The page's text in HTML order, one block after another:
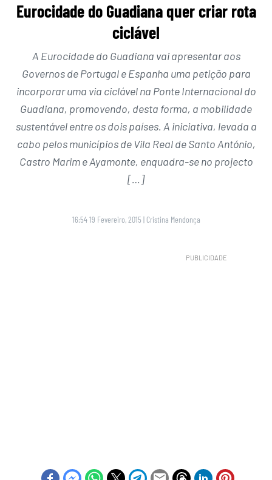
Eurocidade do Guadiana quer criar rota
ciclável
A Eurocidade do Guadiana vai apresentar aos
Governos de Portugal e Espanha uma petição para
incorporar uma via ciclável na Ponte Internacional do
Guadiana, promovendo, desta forma, a mobilidade
sustentável entre os dois países. A iniciativa, levada a
cabo pelos municípios de Vila Real de Santo António,
Castro Marim e Ayamonte, enquadra-se no projecto
[…]
16:54 19 Fevereiro, 2015 | Cristina Mendonça